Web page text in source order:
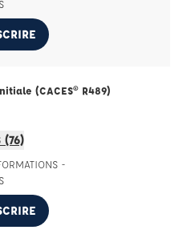
(CACES® R489)
(76)
-